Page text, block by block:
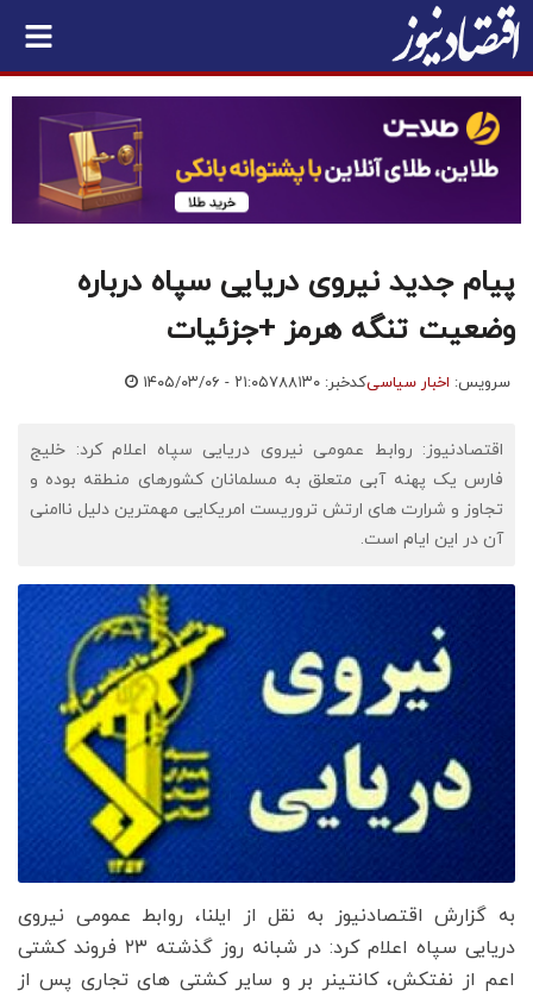
پیام جدید نیروی دریایی سپاه درباره
وضعیت تنگه هرمز +جزئیات
سرویس: اخبار سیاسیکدخبر: ۷۸۸۱۳۰ ۱۴۰۵/۰۳/۰۶ - ۲۱:۰۵
اقتصادنیوز: روابط عمومی نیروی دریایی سپاه اعلام کرد: خلیج
فارس یک پهنه آبی متعلق به مسلمانان کشورهای منطقه بوده و
تجاوز و شرارت های ارتش تروریست امریکایی مهمترین دلیل ناامنی
آن در این ایام است.
به گزارش اقتصادنیوز به نقل از ایلنا، روابط عمومی نیروی
دریایی سپاه اعلام کرد: در شبانه روز گذشته ۲۳ فروند کشتی
اعم از نفتکش، کانتینر بر و سایر کشتی های تجاری پس از